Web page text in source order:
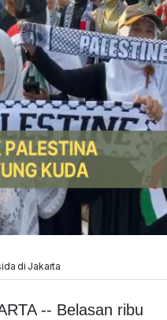
di Jakarta
-- Belasan ribu